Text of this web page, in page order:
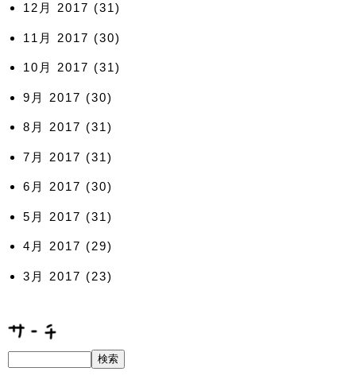
12月 2017 (31)
11月 2017 (30)
10月 2017 (31)
9月 2017 (30)
8月 2017 (31)
7月 2017 (31)
6月 2017 (30)
5月 2017 (31)
4月 2017 (29)
3月 2017 (23)